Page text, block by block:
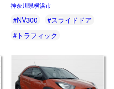
のLCV、NV300（NISSAN NV300
[…]
神奈川県横浜市
#NV300
#スライドドア
#トラフィック